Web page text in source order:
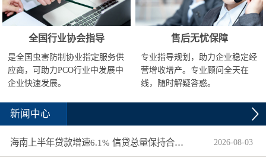
全国行业协会指导
是全国虫害防制协业指定服务供
应商，可助力PCO行业中发展中
企业快速发展。
售后无忧保障
专业指导规划，助力企业稳定经
营增收增产。专业顾问全天在
线，随时解疑答惑。
新闻中心
海南上半年贷款增速6.1% 信贷总量保持合理平稳增长 2026-08-03